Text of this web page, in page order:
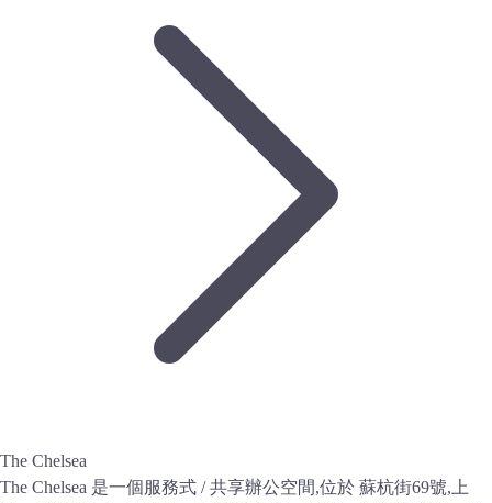
The Chelsea
The Chelsea 是一個服務式 / 共享辦公空間,位於 蘇杭街69號,上